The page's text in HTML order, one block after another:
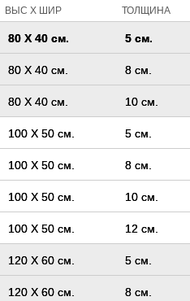
ВЫС Х ШИР ТОЛЩИНА
80 Х 40 см. 5 см.
80 Х 40 см. 8 см.
80 Х 40 см. 10 см.
100 Х 50 см. 5 см.
100 Х 50 см. 8 см.
100 Х 50 см. 10 см.
100 Х 50 см. 12 см.
120 Х 60 см. 5 см.
120 Х 60 см. 8 см.